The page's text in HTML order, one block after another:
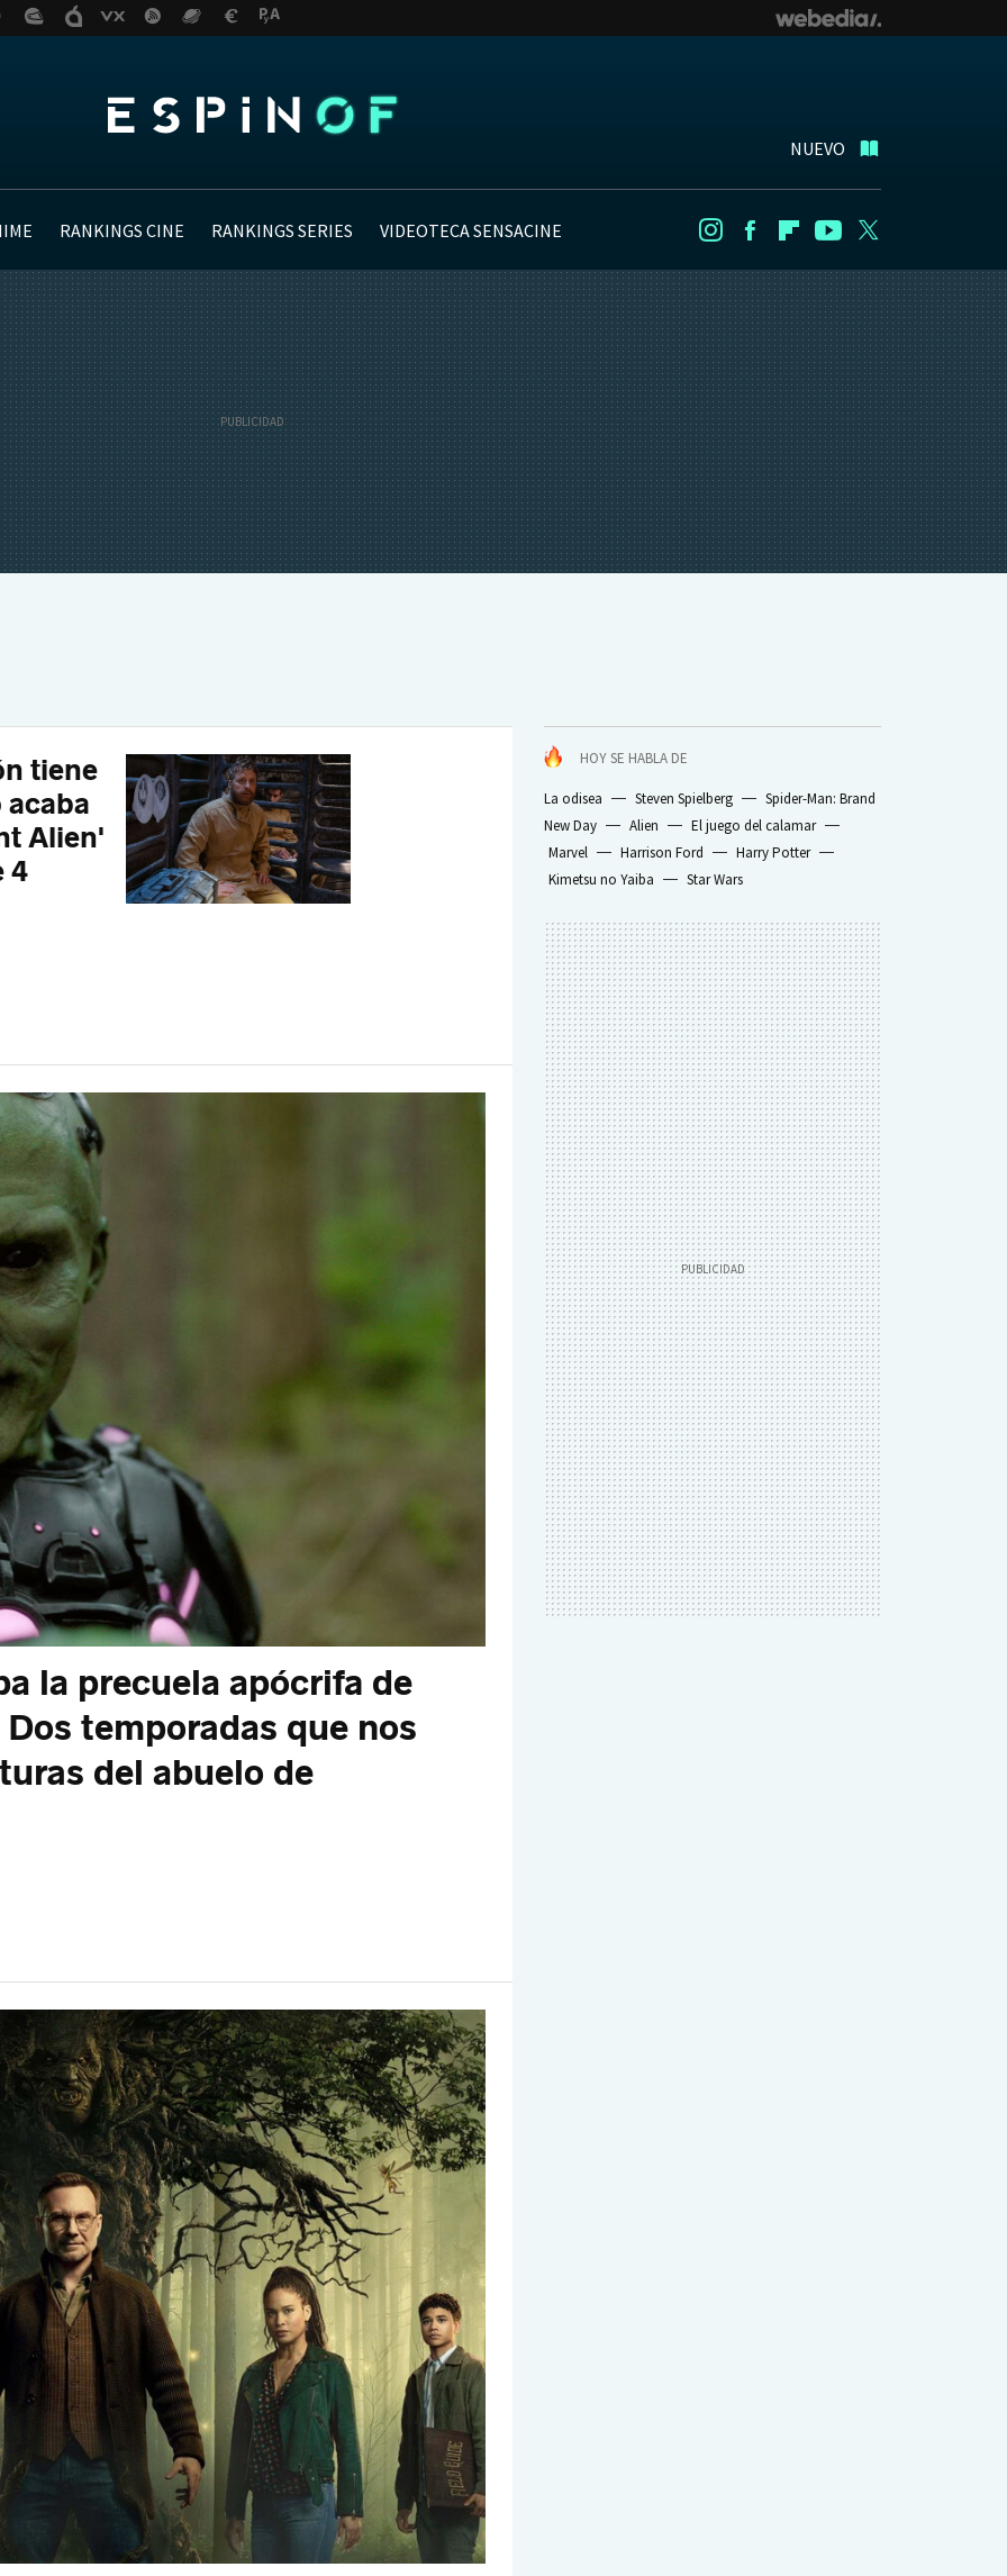
NUEVO
RANKINGS CINE RANKINGS SERIES VIDEOTECA SENSACINE InstagramFacebookFlipboard
Youtube
HOY SE HABLA DE
La odisea Steven Spielberg
Spider-Man: Brand
New Day
Alien
El juego del calamar
Marvel
Harrison Ford
Harry Potter
Kimetsu no Yaiba
Star Wars
tiene
Alien'
4
la precuela apócrifa de
temporadas que nos
del abuelo de